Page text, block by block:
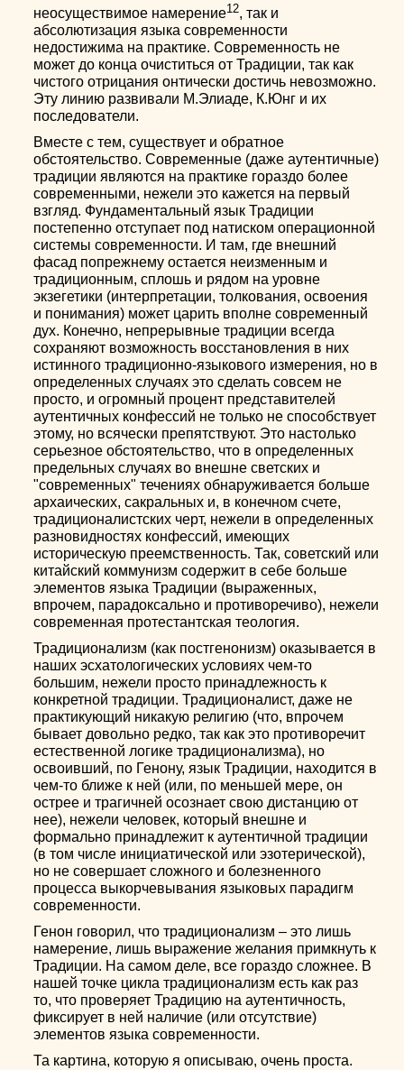
неосуществимое намерение12, так и
абсолютизация языка современности
недостижима на практике. Современность не
может до конца очиститься от Традиции, так как
чистого отрицания онтически достичь невозможно.
Эту линию развивали М.Элиаде, К.Юнг и их
последователи.
Вместе с тем, существует и обратное
обстоятельство. Современные (даже аутентичные)
традиции являются на практике гораздо более
современными, нежели это кажется на первый
взгляд. Фундаментальный язык Традиции
постепенно отступает под натиском операционной
системы современности. И там, где внешний
фасад попрежнему остается неизменным и
традиционным, сплошь и рядом на уровне
экзегетики (интерпретации, толкования, освоения
и понимания) может царить вполне современный
дух. Конечно, непрерывные традиции всегда
сохраняют возможность восстановления в них
истинного традиционно-языкового измерения, но в
определенных случаях это сделать совсем не
просто, и огромный процент представителей
аутентичных конфессий не только не способствует
этому, но всячески препятствуют. Это настолько
серьезное обстоятельство, что в определенных
предельных случаях во внешне светских и
"современных" течениях обнаруживается больше
архаических, сакральных и, в конечном счете,
традиционалистских черт, нежели в определенных
разновидностях конфессий, имеющих
историческую преемственность. Так, советский или
китайский коммунизм содержит в себе больше
элементов языка Традиции (выраженных,
впрочем, парадоксально и противоречиво), нежели
современная протестантская теология.
Традиционализм (как постгенонизм) оказывается в
наших эсхатологических условиях чем-то
большим, нежели просто принадлежность к
конкретной традиции. Традиционалист, даже не
практикующий никакую религию (что, впрочем
бывает довольно редко, так как это противоречит
естественной логике традиционализма), но
освоивший, по Генону, язык Традиции, находится в
чем-то ближе к ней (или, по меньшей мере, он
острее и трагичней осознает свою дистанцию от
нее), нежели человек, который внешне и
формально принадлежит к аутентичной традиции
(в том числе инициатической или эзотерической),
но не совершает сложного и болезненного
процесса выкорчевывания языковых парадигм
современности.
Генон говорил, что традиционализм – это лишь
намерение, лишь выражение желания примкнуть к
Традиции. На самом деле, все гораздо сложнее. В
нашей точке цикла традиционализм есть как раз
то, что проверяет Традицию на аутентичность,
фиксирует в ней наличие (или отсутствие)
элементов языка современности.
Та картина, которую я описываю, очень проста.